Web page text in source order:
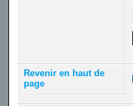
Revenir en haut de
page